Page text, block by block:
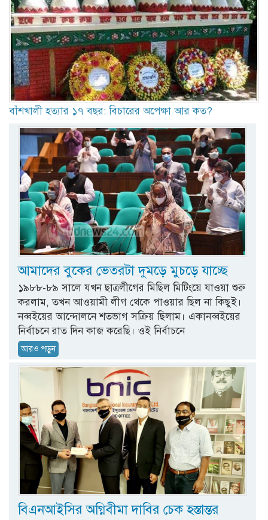
বাঁশখালী হত্যার ১৭ বছর: বিচারের অপেক্ষা আর কত?
আমাদের বুকের ভেতরটা দুমড়ে মুচড়ে যাচ্ছে
১৯৮৮-৮৯ সালে যখন ছাত্রলীগের মিছিল মিটিংয়ে যাওয়া শুরু
করলাম, তখন আওয়ামী লীগ থেকে পাওয়ার ছিল না কিছুই।
নব্বইয়ের আন্দোলনে শতভাগ সক্রিয় ছিলাম। একানব্বইয়ের
নির্বাচনে রাত দিন কাজ করেছি। ওই নির্বাচনে
আরও পড়ুন
বিএনআইসির অগ্নিবীমা দাবির চেক হস্তান্তর